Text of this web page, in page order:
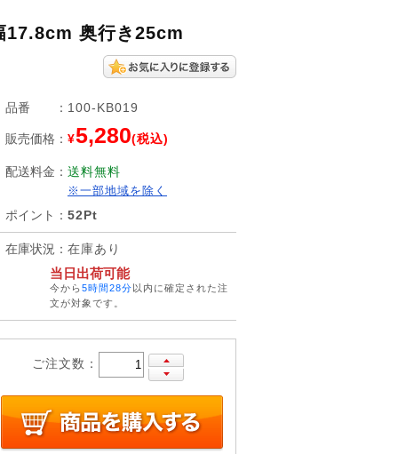
17.8cm 奥行き25cm
品番 ： 100-KB019
販売価格 ： ¥5,280(税込)
配送料金 ： 送料無料
※一部地域を除く
ポイント ： 52Pt
在庫状況 ： 在庫あり
当日出荷可能
今から5時間28分以内に確定された注
文が対象です。
ご注文数：